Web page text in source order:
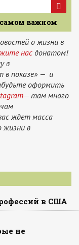
важном
о жизни в
насдонатом!
в
в показе» — и
оформить
— там много
ждет масса
жизни в
в США
не